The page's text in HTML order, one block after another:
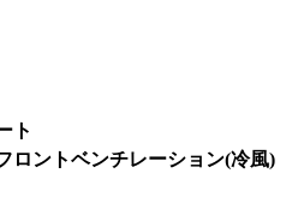
ト
ロントベンチレーション(冷風)